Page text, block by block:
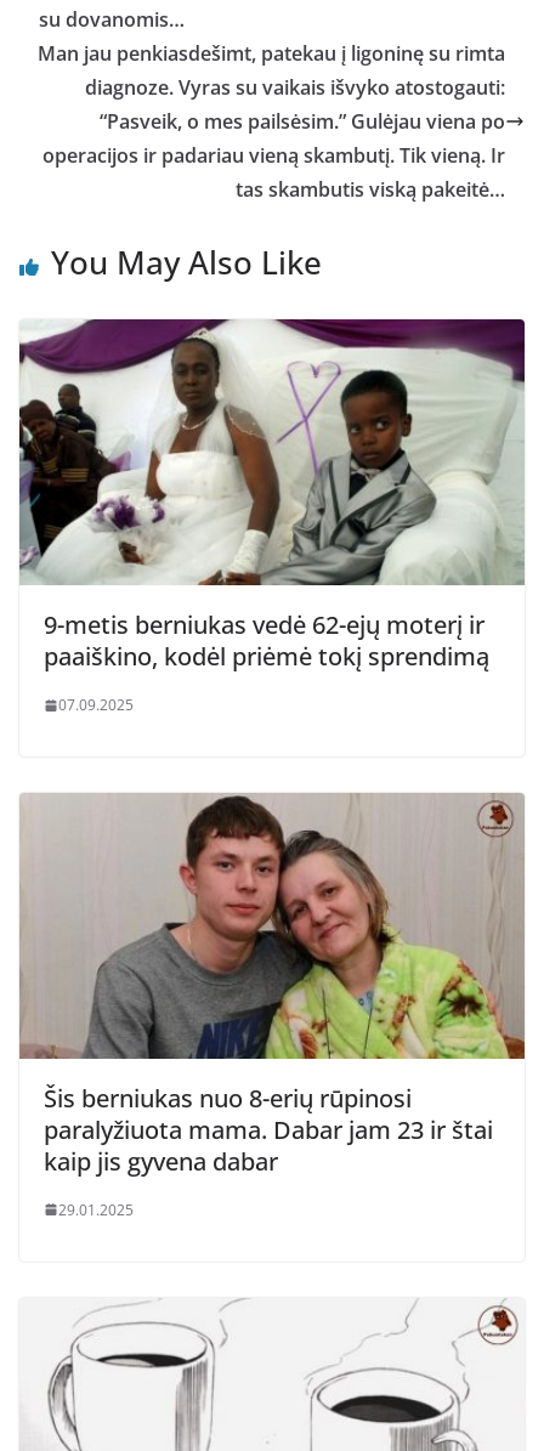
su dovanomis…
Man jau penkiasdešimt, patekau į ligoninę su rimta
diagnoze. Vyras su vaikais išvyko atostogauti:
“Pasveik, o mes pailsėsim.” Gulėjau viena po
operacijos ir padariau vieną skambutį. Tik vieną. Ir
tas skambutis viską pakeitė…
You May Also Like
9-metis berniukas vedė 62-ejų moterį ir
paaiškino, kodėl priėmė tokį sprendimą
07.09.2025
Šis berniukas nuo 8-erių rūpinosi
paralyžiuota mama. Dabar jam 23 ir štai
kaip jis gyvena dabar
29.01.2025